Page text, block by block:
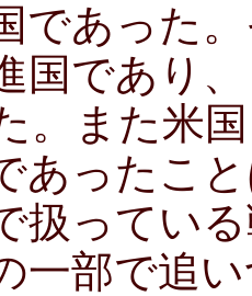
であった
国であり
。また米
あったこ
扱ってい
一部で追